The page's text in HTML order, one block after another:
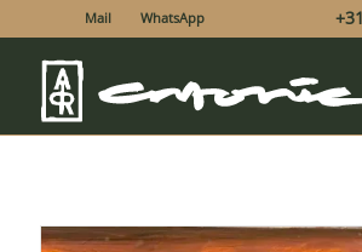
Mail WhatsApp